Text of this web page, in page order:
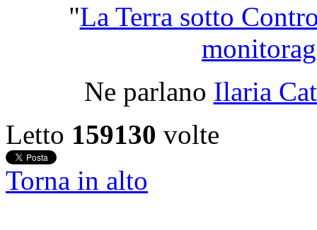
"La Terra sotto
Ne parlano Ilaria
Letto 159130 volte
Torna in alto